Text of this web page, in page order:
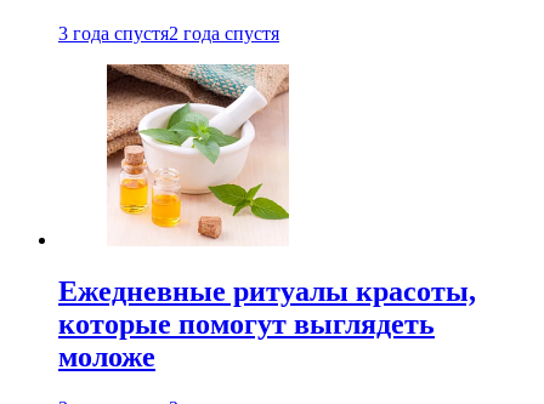
3 года спустя2 года спустя
Ежедневные ритуалы красоты,
которые помогут выглядеть
моложе